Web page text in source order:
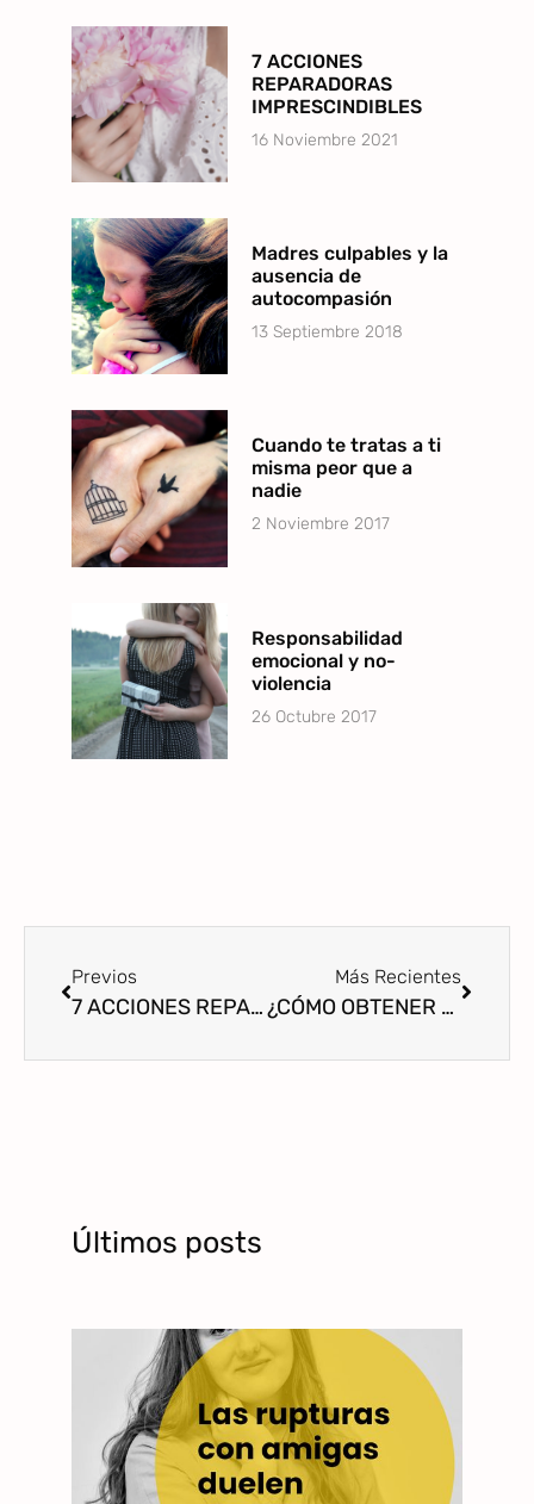
7 ACCIONES
REPARADORAS
IMPRESCINDIBLES
16 Noviembre 2021
Madres culpables y la
ausencia de
autocompasión
13 Septiembre 2018
Cuando te tratas a ti
misma peor que a
nadie
2 Noviembre 2017
Responsabilidad
emocional y no-
violencia
26 Octubre 2017
Previos
7 ACCIONES REPARADORAS IMPRESCINDIBLES
Más Recientes
¿CÓMO OBTENER UN EQUILIBRIO ENTRE MIS NECESIDADES, DESEOS Y LAS DE MIS HIJOS?
Últimos posts